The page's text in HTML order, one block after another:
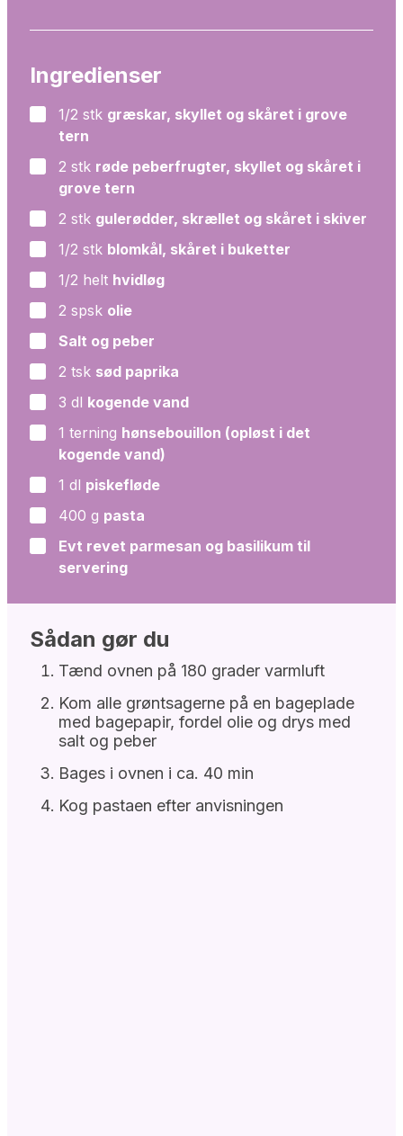
Ingredienser
▢
1/2 stk græskar, skyllet og skåret i grove
tern
▢
2 stk røde peberfrugter, skyllet og skåret i
grove tern
▢
2 stk gulerødder, skrællet og skåret i skiver
▢
1/2 stk blomkål, skåret i buketter
▢
1/2 helt hvidløg
▢
2 spsk olie
▢
Salt og peber
▢
2 tsk sød paprika
▢
3 dl kogende vand
▢
1 terning hønsebouillon (opløst i det
kogende vand)
▢
1 dl piskefløde
▢
400 g pasta
▢
Evt revet parmesan og basilikum til
servering
Sådan gør du
Tænd ovnen på 180 grader varmluft
Kom alle grøntsagerne på en bageplade
med bagepapir, fordel olie og drys med
salt og peber
Bages i ovnen i ca. 40 min
Kog pastaen efter anvisningen